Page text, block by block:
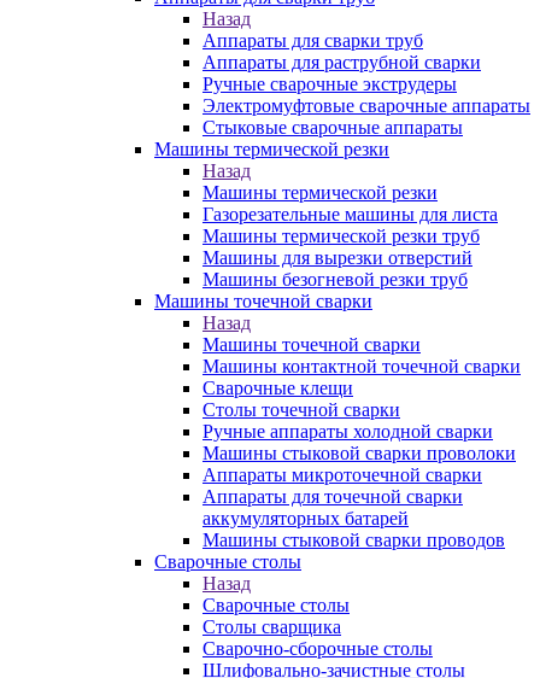
Назад
Аппараты для сварки труб
Аппараты для раструбной сварки
Ручные сварочные экструдеры
Электромуфтовые сварочные аппараты
Стыковые сварочные аппараты
Машины термической резки
Назад
Машины термической резки
Газорезательные машины для листа
Машины термической резки труб
Машины для вырезки отверстий
Машины безогневой резки труб
Машины точечной сварки
Назад
Машины точечной сварки
Машины контактной точечной сварки
Сварочные клещи
Столы точечной сварки
Ручные аппараты холодной сварки
Машины стыковой сварки проволоки
Аппараты микроточечной сварки
Аппараты для точечной сварки
аккумуляторных батарей
Машины стыковой сварки проводов
Сварочные столы
Назад
Сварочные столы
Столы сварщика
Сварочно-сборочные столы
Шлифовально-зачистные столы